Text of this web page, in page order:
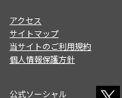
アクセス
サイトマップ
当サイトのご利用規約
個人情報保護方針
公式ソーシャル